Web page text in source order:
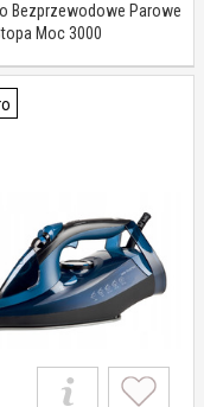
Bezprzewodowe Parowe
Moc 3000